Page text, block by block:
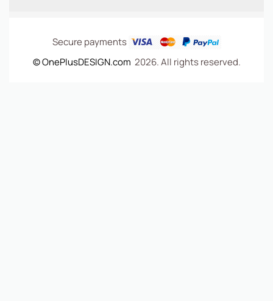
Secure payments
© OnePlusDESIGN.com 2026. All rights reserved.